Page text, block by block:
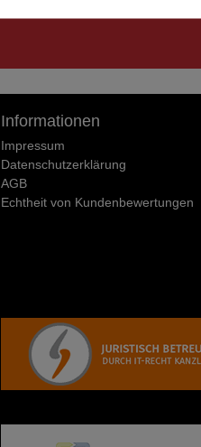
Informationen
Impressum
Daten­schutz­erklärung
AGB
Echtheit von Kundenbewertungen